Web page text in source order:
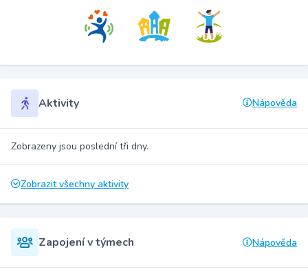
Aktivity Nápověda
Zobrazeny jsou poslední tři dny.
Zobrazit všechny aktivity
Zapojení v týmech Nápověda